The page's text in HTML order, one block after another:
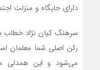
دارای جایگاه و منزلت
سرهنگ کیان نژاد
رکن اصلی شما معلمان
می‌شود و این همدلی